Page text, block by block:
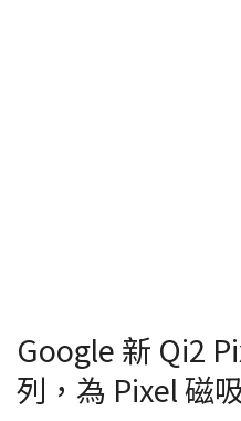
Google 新 Qi2
列，為 Pixel 磁